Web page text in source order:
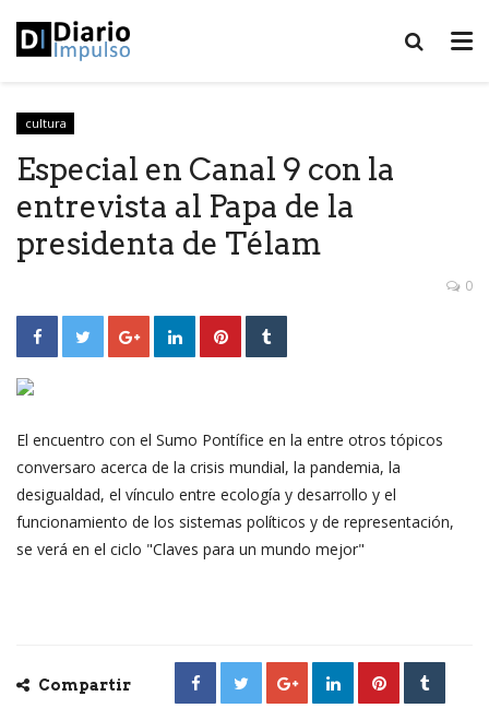
cultura
Especial en Canal 9 con la
entrevista al Papa de la
presidenta de Télam
0
El encuentro con el Sumo Pontífice en la entre otros tópicos
conversaro acerca de la crisis mundial, la pandemia, la
desigualdad, el vínculo entre ecología y desarrollo y el
funcionamiento de los sistemas políticos y de representación,
se verá en el ciclo "Claves para un mundo mejor"
Compartir